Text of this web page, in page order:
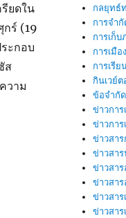
ยดใน
ร์ (19
ะกอบ
ส
วาม
กลยุทธ์
การจำ
การเก็
การเมื
การเรีย
กินเวย์
ข้อจำกั
ข่าวการ
ข่าวการ
ข่าวสา
ข่าวสา
ข่าวสา
ข่าวสา
ข่าวสา
ข่าวสา